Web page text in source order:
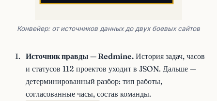
Конвейер: от источников данных до двух боевых сайтов
Источник правды — Redmine. История задач, часов
и статусов 112 проектов уходит в JSON. Дальше —
детерминированный разбор: тип работы,
согласованные часы, состав команды.